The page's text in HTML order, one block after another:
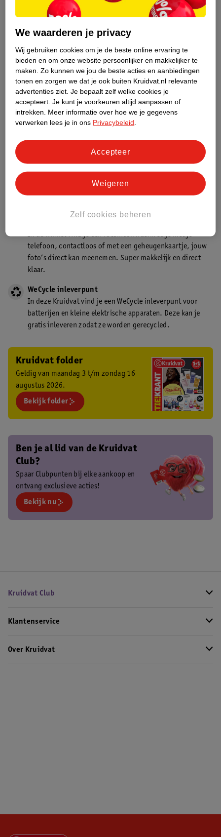
Kruidvat is een erkend specialist in
zelfzorg, ook online. Wat je
gezondheidsvraag ook is, stel hem aan
Stel je gezondheidsvraag
Ook in deze winkel
Kruidvat.nl ophaalpunt
Laat je bestelling snel en gemakkelijk bezorgen in de
Kruidvat is een gecertificeerd drogist. Dit betekent dat je
In de winkel vind je een fotokiosk waarmee je met je
telefoon, contactloos of met een geheugenkaartje, jouw
foto’s direct kan meenemen. Super makkelijk en direct
klaar.
WeCycle inleverpunt
In deze Kruidvat vind je een WeCycle inleverpunt voor
batterijen en kleine elektrische apparaten. Deze kan je
gratis inleveren zodat ze worden gerecycled.
Kruidvat folder
Geldig van maandag 3 t/m zondag 16
augustus 2026.
Bekijk folder
Ben je al lid van de Kruidvat
Club?
Spaar Clubpunten bij elke aankoop en
ontvang exclusieve acties!
Bekijk nu
Kruidvat Club
Klantenservice
Over Kruidvat
We waarderen je privacy
Wij gebruiken cookies om je de beste online ervaring te
bieden en om onze website persoonlijker en makkelijker te
maken. Zo kunnen we jou de beste acties en aanbiedingen
tonen en zorgen we dat je ook buiten Kruidvat.nl relevante
advertenties ziet. Je bepaalt zelf welke cookies je
accepteert. Je kunt je voorkeuren altijd aanpassen of
intrekken.
Meer informatie over hoe we je gegevens
verwerken lees je in ons Privacybeleid
Zelf cookies beheren
Weigeren
Accepteer